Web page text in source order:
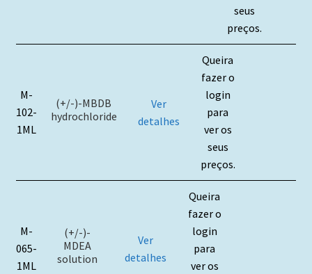
seus
preços.
M-
102-
1ML
(+/-)-MBDB
hydrochloride
Ver
detalhes
Queira
fazer o
login
para
ver os
seus
preços.
M-
065-
1ML
(+/-)-
MDEA
solution
Ver
detalhes
Queira
fazer o
login
para
ver os